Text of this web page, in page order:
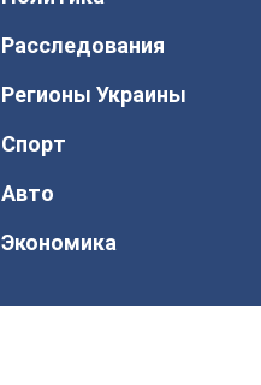
Расследования
Регионы Украины
Спорт
Авто
Экономика